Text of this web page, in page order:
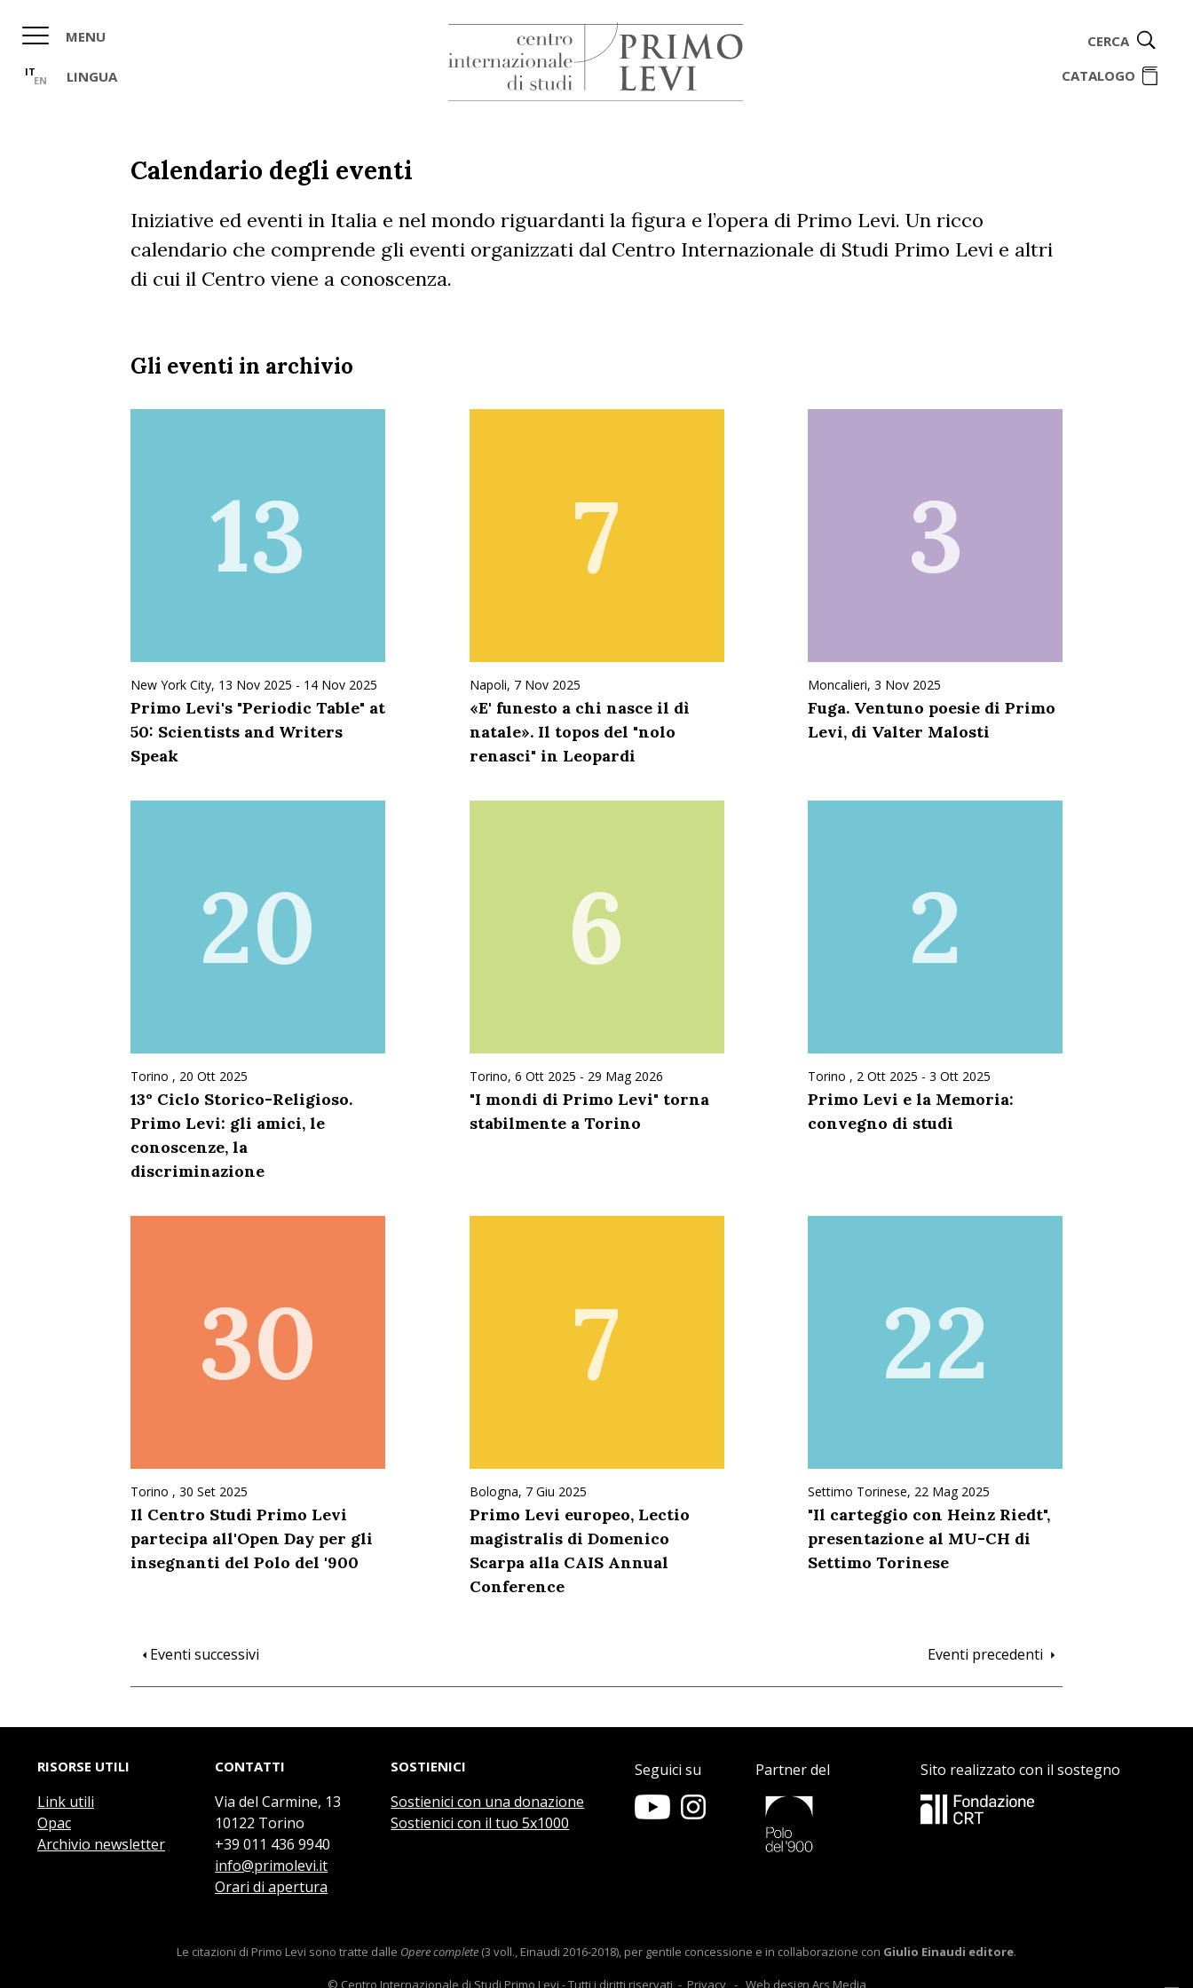
principale
Levi
MENU
IT
EN LINGUA CATALOGO
CERCA
Calendario degli eventi
Iniziative ed eventi in Italia e nel mondo riguardanti la figura e l’opera di Primo Levi. Un ricco
calendario che comprende gli eventi organizzati dal Centro Internazionale di Studi Primo Levi e altri
di cui il Centro viene a conoscenza.
Gli eventi in archivio
13
New York City, 13 Nov 2025 - 14 Nov 2025
Primo Levi's "Periodic Table" at
50: Scientists and Writers
Speak
7
Napoli, 7 Nov 2025
«E' funesto a chi nasce il dì
natale». Il topos del "nolo
renasci" in Leopardi
3
Moncalieri, 3 Nov 2025
Fuga. Ventuno poesie di Primo
Levi, di Valter Malosti
20
Torino , 20 Ott 2025
13° Ciclo Storico-Religioso.
Primo Levi: gli amici, le
conoscenze, la
discriminazione
6
Torino, 6 Ott 2025 - 29 Mag 2026
"I mondi di Primo Levi" torna
stabilmente a Torino
2
Torino , 2 Ott 2025 - 3 Ott 2025
Primo Levi e la Memoria:
convegno di studi
30
Torino , 30 Set 2025
Il Centro Studi Primo Levi
partecipa all'Open Day per gli
insegnanti del Polo del '900
7
Bologna, 7 Giu 2025
Primo Levi europeo, Lectio
magistralis di Domenico
Scarpa alla CAIS Annual
Conference
22
Settimo Torinese, 22 Mag 2025
"Il carteggio con Heinz Riedt",
presentazione al MU-CH di
Settimo Torinese
Paginazione
Pagina
Eventi successivi
Pagina
Eventi precedenti
RISORSE UTILI
Link utili
Opac
Archivio newsletter
CONTATTI
Via del Carmine, 13
10122 Torino
+39 011 436 9940
info@primolevi.it
Orari di apertura
SOSTIENICI
Sostienici con una donazione
Sostienici con il tuo 5x1000
Seguici su Partner del Sito realizzato con il sostegno
Le citazioni di Primo Levi sono tratte dalle Opere complete (3 voll., Einaudi 2016-2018), per gentile concessione e in collaborazione con Giulio Einaudi editore.